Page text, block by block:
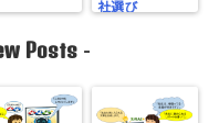
社選び
Posts -